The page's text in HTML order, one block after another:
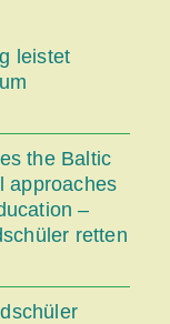
leistet
the Baltic
approaches
–
retten